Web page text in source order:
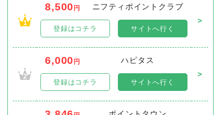
1
8,500 円
ニフティポイントクラブ
＞
登録はコチラ サイトへ行く
2
6,000 円
ハピタス
＞
登録はコチラ サイトへ行く